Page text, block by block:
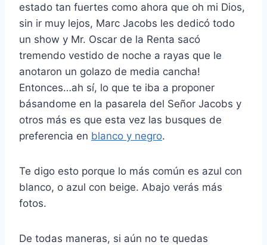
estado tan fuertes como ahora que oh mi Dios,
sin ir muy lejos, Marc Jacobs les dedicó todo
un show y Mr. Oscar de la Renta sacó
tremendo vestido de noche a rayas que le
anotaron un golazo de media cancha!
Entonces…ah sí, lo que te iba a proponer
básandome en la pasarela del Señor Jacobs y
otros más es que esta vez las busques de
preferencia en blanco y negro.
Te digo esto porque lo más común es azul con
blanco, o azul con beige. Abajo verás más
fotos.
De todas maneras, si aún no te quedas